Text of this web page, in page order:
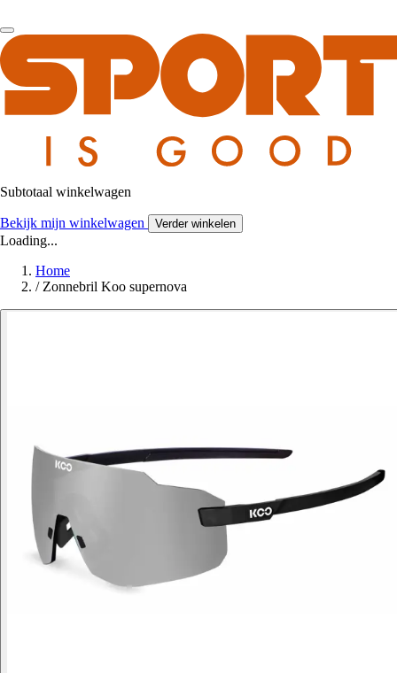
Subtotaal winkelwagen
Bekijk mijn winkelwagen Verder winkelen
Loading...
Home
/ Zonnebril Koo supernova